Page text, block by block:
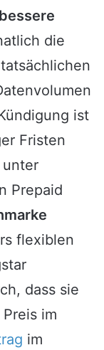
die
ist
Fristen
unter
Prepaid
flexiblen
dass sie
im
im